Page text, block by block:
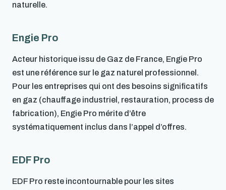
naturelle.
Engie Pro
Acteur historique issu de Gaz de France, Engie Pro
est une référence sur le gaz naturel professionnel.
Pour les entreprises qui ont des besoins significatifs
en gaz (chauffage industriel, restauration, process de
fabrication), Engie Pro mérite d’être
systématiquement inclus dans l’appel d’offres.
EDF Pro
EDF Pro reste incontournable pour les sites